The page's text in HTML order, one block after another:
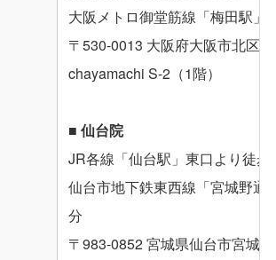
大阪メトロ御堂筋線「梅田駅」
〒530-0013 大阪府大阪市北区
chayamachi S-2（1階）
■ 仙台院
JR各線「仙台駅」東口より徒歩
仙台市地下鉄東西線「宮城野通
分
〒983-0852 宮城県仙台市宮城